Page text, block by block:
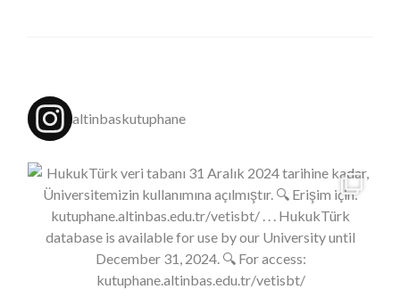
altinbaskutuphane